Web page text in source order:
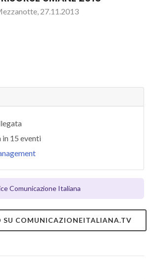
27.11.2013
15 eventi
Comunicazione Italiana
SU COMUNICAZIONEITALIANA.TV